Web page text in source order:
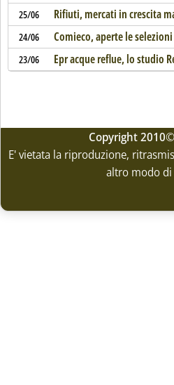
25/06 Rifiuti, mercati in crescita
24/06 Comieco, aperte le
23/06 Epr acque reflue, lo studio
Copyright 2010
E' vietata la riproduzione,
altro modo di